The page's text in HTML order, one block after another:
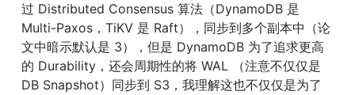
过 Distributed Consensus 算法（DynamoDB 是
Multi-Paxos，TiKV 是 Raft），同步到多个副本中（论
文中暗示默认是 3），但是 DynamoDB 为了追求更高
的 Durability，还会周期性的将 WAL （注意不仅仅是
DB Snapshot）同步到 S3，我理解这也不仅仅是为了